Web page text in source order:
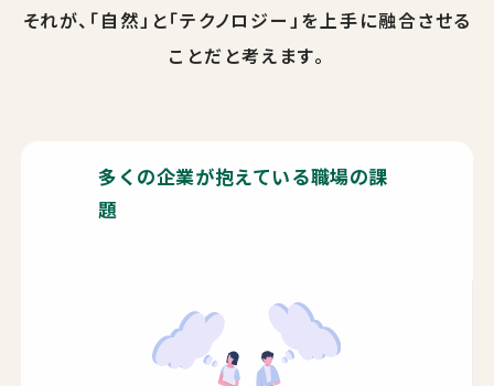
それが、「自然」と「テクノロジー」を上手に融合させる
ことだと考えます。
多くの企業が抱えている職場の課
題